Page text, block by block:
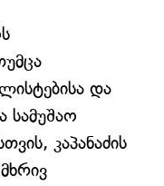
და
სამუშაო
კაპანაძის